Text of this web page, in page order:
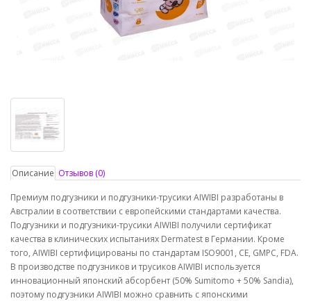
Описание Отзывов (0)
Премиум подгузники и подгузники-трусики AIWIBI разработаны в
Австралии в соответствии с европейскими стандартами качества.
Подгузники и подгузники-трусики AIWIBI получили сертификат
качества в клинических испытаниях Dermatest в Германии. Кроме
того, AIWIBI сертифицированы по стандартам ISO9001, CE, GMPC, FDA.
В производстве подгузников и трусиков AIWIBI используется
инновационный японский абсорбент (50% Sumitomo + 50% Sandia),
поэтому подгузники AIWIBI можно сравнить с японскими